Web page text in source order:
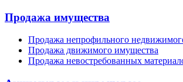
Продажа имущества
Продажа непрофильного
Продажа движимого имущества
Продажа невостребованных